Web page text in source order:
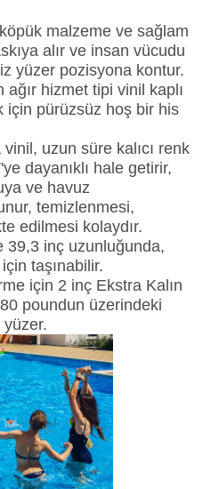
malzeme ve sağlam
alır ve insan vücudu
yüzer pozisyona kontur.
ağır hizmet tipi vinil kaplı
için pürüzsüz hoş bir his
uzun süre kalıcı renk
dayanıklı hale getirir,
ve havuz
temizlenmesi,
edilmesi kolaydır.
39,3 inç uzunluğunda,
taşınabilir.
için 2 inç Ekstra Kalın
poundun üzerindeki
yüzer.